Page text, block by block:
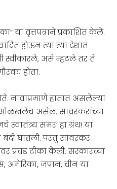
या वृत्तपत्राने प्रकाशित केले.
होऊन त्या त्या देशात
स्वीकारले, असे म्हटले तर ते
होता.
नावाप्रमाणे हातात असलेल्या
ओळखलेच असेल. सावरकरांच्या
समर’ हा ग्रंथ! या
बंदी घातली. परंतु सावरकर
प्रचंड टीका केली. सरकारच्या
अमेरिका, जपान, चीन या